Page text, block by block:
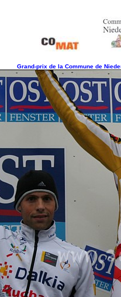
Grand-prix de la Commune de